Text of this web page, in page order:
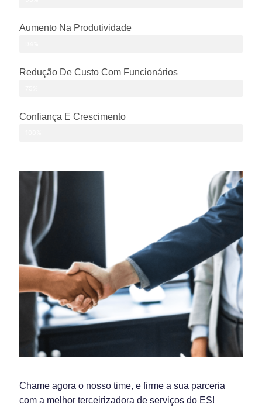
Aumento Na Produtividade
Redução De Custo Com Funcionários
Confiança E Crescimento
Chame agora o nosso time, e firme a sua parceria
com a melhor terceirizadora de serviços do ES!